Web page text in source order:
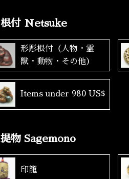
根付 Netsuke
形彫根付（人物・霊
獣・動物・その他）
Items under 980 US$
提物 Sagemono
印籠